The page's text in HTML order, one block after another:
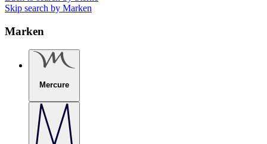
Skip search by Marken
Marken
Mercure